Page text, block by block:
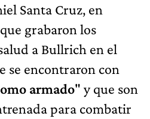
Santa Cruz, en
grabaron los
a Bullrich en el
se encontraron con
armado" y que son
para combatir